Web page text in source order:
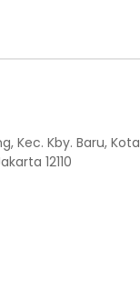
Kec. Kby. Baru, Kota
12110